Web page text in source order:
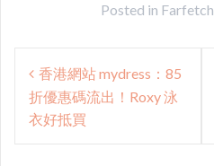
Posted in Farfetch
Post
navigation
香港網站 mydress：85
折優惠碼流出！Roxy 泳
衣好抵買